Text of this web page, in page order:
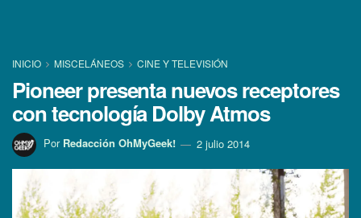
INICIO MISCELÁNEOS CINE Y TELEVISIÓN
Pioneer presenta nuevos receptores
con tecnologí­a Dolby Atmos
Por Redacción OhMyGeek! 2 julio 2014